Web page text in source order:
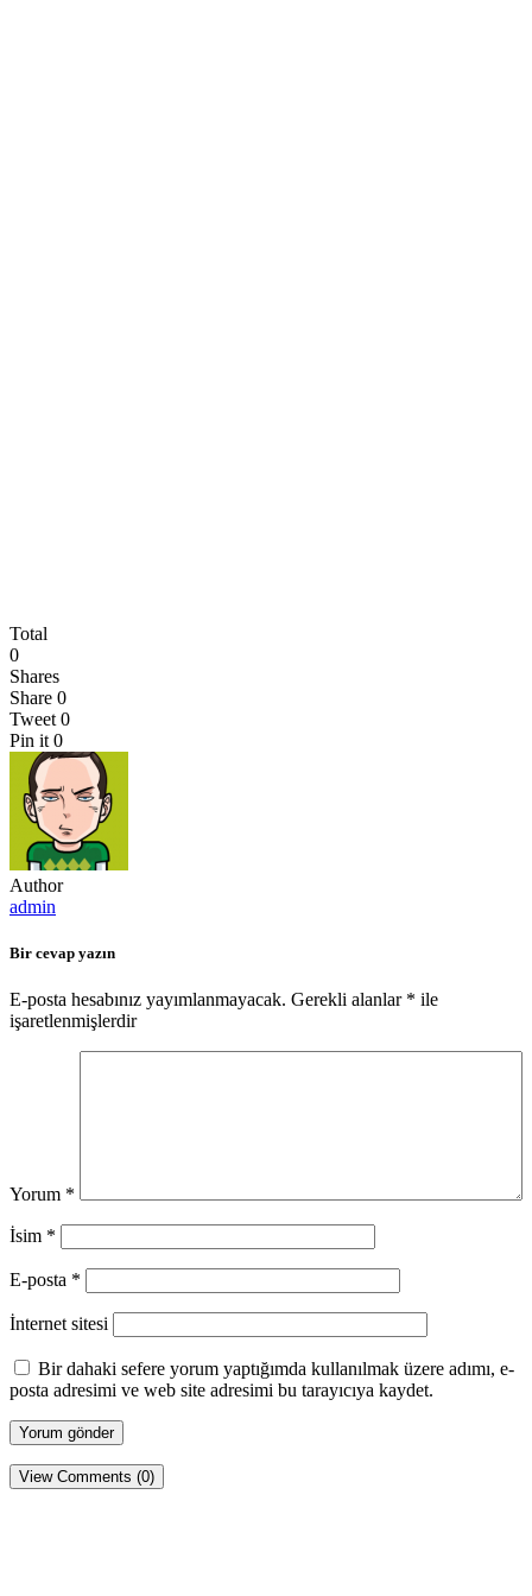
Total
0
Shares
Share 0
Tweet 0
Pin it 0
Author
admin
Bir cevap yazın
E-posta hesabınız yayımlanmayacak. Gerekli alanlar * ile
işaretlenmişlerdir
Yorum *
İsim *
E-posta *
İnternet sitesi
Bir dahaki sefere yorum yaptığımda kullanılmak üzere adımı, e-
posta adresimi ve web site adresimi bu tarayıcıya kaydet.
View Comments (0)